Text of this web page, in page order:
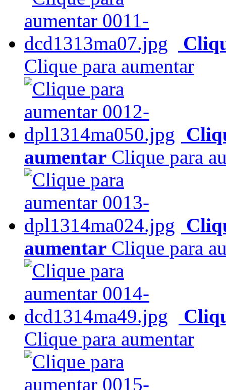
Clique para aumentar
aumentar Clique para
aumentar Clique para
Clique para aumentar